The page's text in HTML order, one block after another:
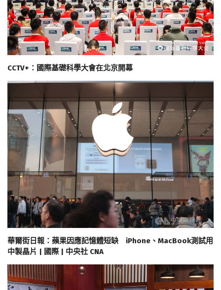
CCTV+：國際基礎科學大會在北京開幕
華爾街日報：蘋果因應記憶體短缺 iPhone、MacBook測試用
中製晶片 | 國際 | 中央社 CNA